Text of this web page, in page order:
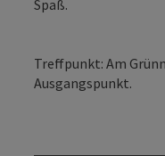
Spaß.
Treffpunkt: Am
Ausgangspunkt.